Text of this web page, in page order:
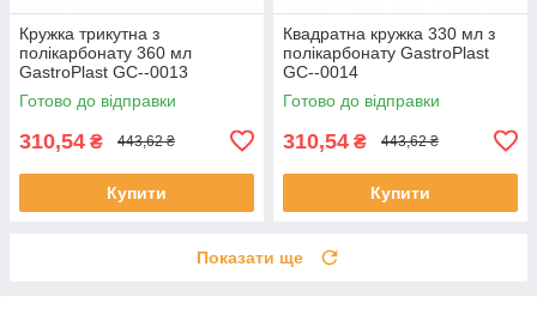
Кружка трикутна з
полікарбонату 360 мл
GastroPlast GC--0013
Готово до відправки
310,54 ₴ 443,62 ₴
Купити
Квадратна кружка 330 мл з
полікарбонату GastroPlast
GC--0014
Готово до відправки
310,54 ₴ 443,62 ₴
Купити
Показати ще